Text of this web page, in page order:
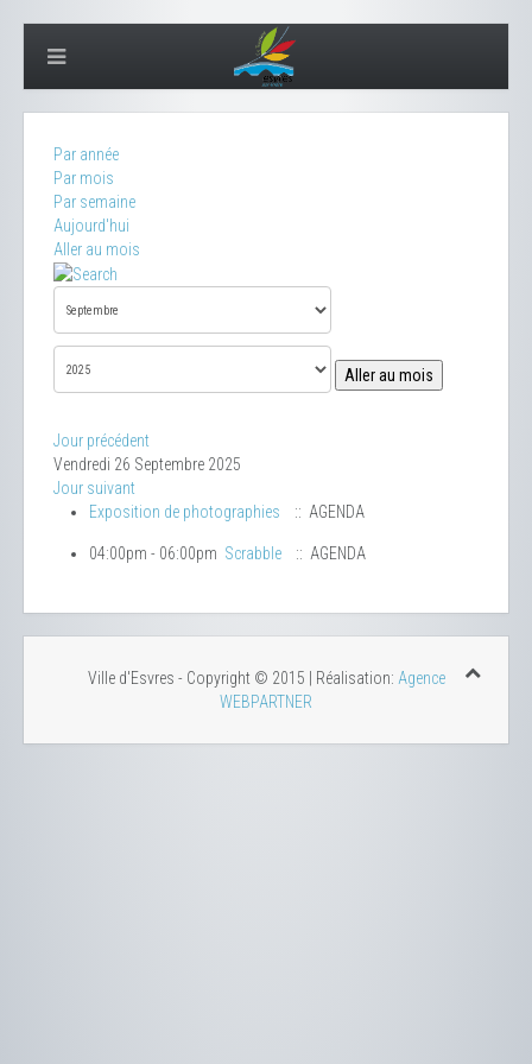
Par année
Par mois
Par semaine
Aujourd'hui
Aller au mois
Aller au mois
Jour précédent
Vendredi 26 Septembre 2025
Jour suivant
Exposition de photographies
:: AGENDA
04:00pm - 06:00pm Scrabble :: AGENDA
Ville d'Esvres - Copyright © 2015 | Réalisation: Agence
WEBPARTNER